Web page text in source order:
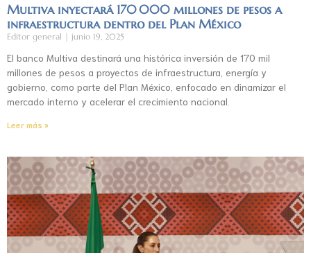
Multiva inyectará 170 000 millones de pesos a
infraestructura dentro del Plan México
Editor general junio 19, 2025
El banco Multiva destinará una histórica inversión de 170 mil
millones de pesos a proyectos de infraestructura, energía y
gobierno, como parte del Plan México, enfocado en dinamizar el
mercado interno y acelerar el crecimiento nacional.
Leer más »